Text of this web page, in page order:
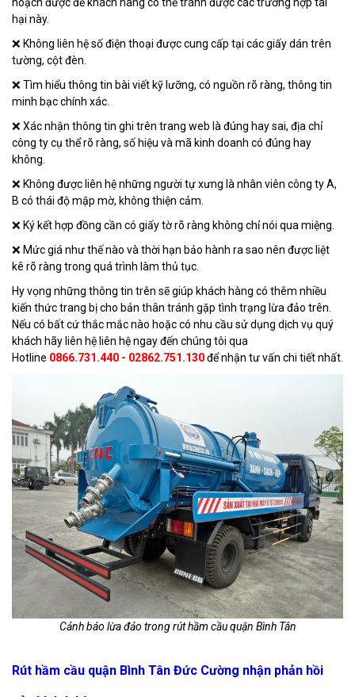
hại này.
❌ Không liên hệ số điện thoại được cung cấp tại các giấy dán trên
tường, cột đèn.
❌ Tìm hiểu thông tin bài viết kỹ lưỡng, có nguồn rõ ràng, thông tin
minh bạc chính xác.
❌ Xác nhận thông tin ghi trên trang web là đúng hay sai, địa chỉ
công ty cụ thể rõ ràng, số hiệu và mã kinh doanh có đúng hay
không.
❌ Không được liên hệ những người tự xưng là nhân viên công ty A,
B có thái độ mập mờ, không thiện cảm.
❌ Ký kết hợp đồng cần có giấy tờ rõ ràng không chỉ nói qua miệng.
❌ Mức giá như thế nào và thời hạn bảo hành ra sao nên được liệt
kê rõ ràng trong quá trình làm thủ tục.
Hy vọng những thông tin trên sẽ giúp khách hàng có thêm nhiều
kiến thức trang bị cho bản thân tránh gặp tình trạng lừa đảo trên.
Nếu có bất cứ thắc mắc nào hoặc có nhu cầu sử dụng dịch vụ quý
khách hãy liên hệ liên hệ ngay đến chúng tôi qua
Hotline 0866.731.440 - 02862.751.130để nhận tư vấn chi tiết nhất.
Cảnh báo lừa đảo trong rút hầm cầu quận Bình Tân
Rút hầm cầu quận Bình Tân Đức Cường nhận phản hồi